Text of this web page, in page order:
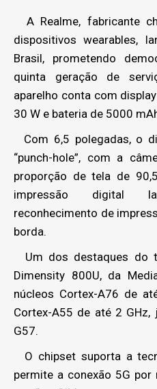
A Realme, fabricante
dispositivos wearables,
Brasil, prometendo
quinta geração de
aparelho conta com
30 W e bateria de 5000
Com 6,5 polegadas, o
“punch-hole”, com a
proporção de tela de
impressão digital
reconhecimento de
borda.
Um dos destaques do
Dimensity 800U, da
núcleos Cortex-A76 de
Cortex-A55 de até 2
G57.
O chipset suporta a
permite a conexão 5G